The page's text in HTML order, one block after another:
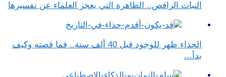
النبات الراقص.. الظاهرة التي يعجز العلماء عن تفسيرها
الحذاء ظهر للوجود قبل 40 ألف سنة.. فما قصته وكيف
بدأ…